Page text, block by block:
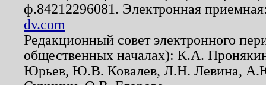
ф.84212296081. Электронная
dv.com
Редакционный совет электронного
общественных началах): К.А.
Юрьев, Ю.В. Ковалев, Л.Н. Левина,